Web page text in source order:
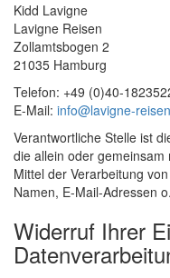
Kidd Lavigne
Lavigne Reisen
Zollamtsbogen 2
21035 Hamburg
Telefon: +49 (0)40-
E-Mail: info@lavigne-
Verantwortliche Stelle ist
die allein oder
Mittel der Verarbeitung
Namen, E-Mail-Adressen
Widerruf Ihrer